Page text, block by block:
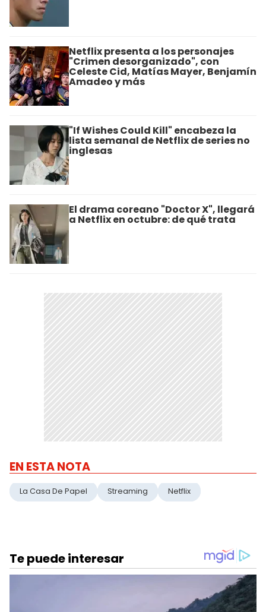
Netflix presenta a los personajes
"Crimen desorganizado", con
Celeste Cid, Matías Mayer, Benjamín
Amadeo y más
"If Wishes Could Kill" encabeza la
lista semanal de Netflix de series no
inglesas
El drama coreano "Doctor X", llegará
a Netflix en octubre: de qué trata
EN ESTA NOTA
La Casa De Papel Streaming Netflix